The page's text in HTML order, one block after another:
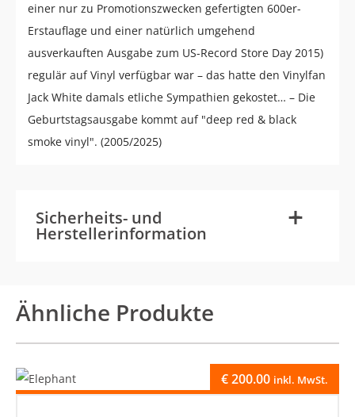
einer nur zu Promotionszwecken gefertigten 600er-
Erstauflage und einer natürlich umgehend
ausverkauften Ausgabe zum US-Record Store Day 2015)
regulär auf Vinyl verfügbar war – das hatte den Vinylfan
Jack White damals etliche Sympathien gekostet… – Die
Geburtstagsausgabe kommt auf "deep red & black
smoke vinyl". (2005/2025)
Sicherheits- und
Herstellerinformation +
-
Ähnliche Produkte
€200.00 inkl. MwSt.